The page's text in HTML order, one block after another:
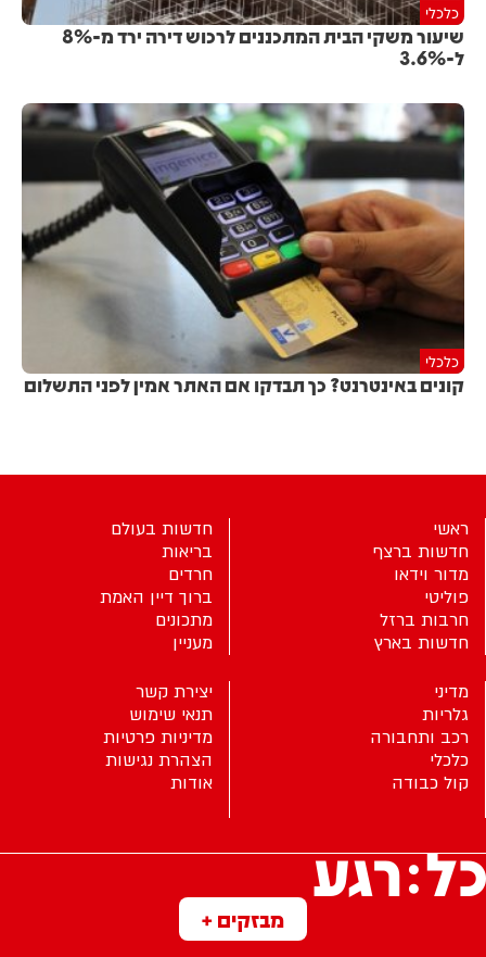
כלכלי
שיעור משקי הבית המתכננים לרכוש דירה ירד מ-8%
ל-3.6%
כלכלי
קונים באינטרנט? כך תבדקו אם האתר אמין לפני התשלום
מבזקים +
ראשי
חדשות ברצף
מדור וידאו
פוליטי
חרבות ברזל
חדשות בארץ
חדשות בעולם
בריאות
חרדים
ברוך דיין האמת
מתכונים
מעניין
מדיני
גלריות
רכב ותחבורה
כלכלי
קול כבודה
יצירת קשר
תנאי שימוש
מדיניות פרטיות
הצהרת נגישות
אודות